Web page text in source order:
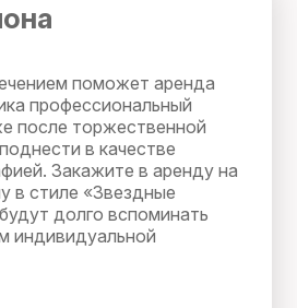
поможет аренда
профессиональный
после торжественной
в качестве
Закажите в аренду на
в стиле «Звездные
долго вспоминать
индивидуальной